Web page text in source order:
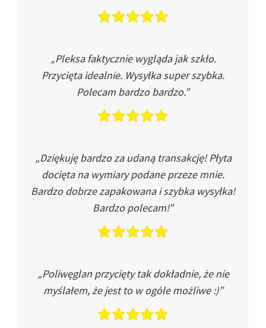
„Pleksa faktycznie wygląda jak szkło.
Przycięta idealnie. Wysyłka super szybka.
Polecam bardzo bardzo.”
„Dziękuję bardzo za udaną transakcję! Płyta
docięta na wymiary podane przeze mnie.
Bardzo dobrze zapakowana i szybka wysyłka!
Bardzo polecam!”
„Poliwęglan przycięty tak dokładnie, że nie
myślałem, że jest to w ogóle możliwe :)”